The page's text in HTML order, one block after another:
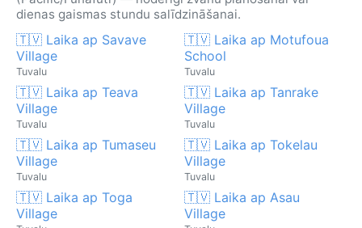
dienas gaismas stundu salīdzināšanai.
🇹🇻 Laika ap Savave
Village
Tuvalu
🇹🇻 Laika ap Motufoua
School
Tuvalu
🇹🇻 Laika ap Teava
Village
Tuvalu
🇹🇻 Laika ap Tanrake
Village
Tuvalu
🇹🇻 Laika ap Tumaseu
Village
Tuvalu
🇹🇻 Laika ap Tokelau
Village
Tuvalu
🇹🇻 Laika ap Toga
Village
🇹🇻 Laika ap Asau
Village